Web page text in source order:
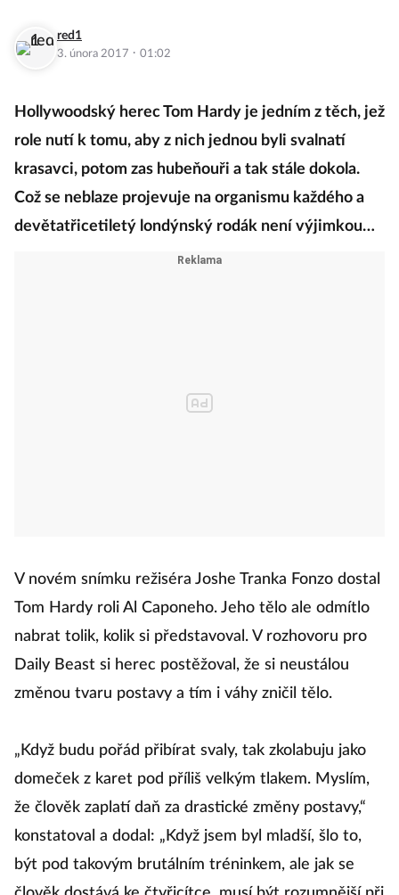
red1
3. února 2017 · 01:02
Hollywoodský herec Tom Hardy je jedním z těch, jež
role nutí k tomu, aby z nich jednou byli svalnatí
krasavci, potom zas hubeňouři a tak stále dokola.
Což se neblaze projevuje na organismu každého a
devětatřicetiletý londýnský rodák není výjimkou…
V novém snímku režiséra Joshe Tranka Fonzo dostal
Tom Hardy roli Al Caponeho. Jeho tělo ale odmítlo
nabrat tolik, kolik si představoval. V rozhovoru pro
Daily Beast si herec postěžoval, že si neustálou
změnou tvaru postavy a tím i váhy zničil tělo.
„Když budu pořád přibírat svaly, tak zkolabuju jako
domeček z karet pod příliš velkým tlakem. Myslím,
že člověk zaplatí daň za drastické změny postavy,“
konstatoval a dodal: „Když jsem byl mladší, šlo to,
být pod takovým brutálním tréninkem, ale jak se